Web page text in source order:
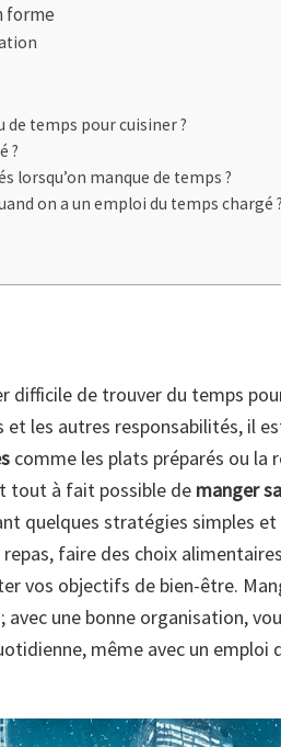
forme
temps pour cuisiner ?
?
lorsqu’on manque de temps ?
on a un emploi du temps chargé ?
difficile de trouver du temps
les autres responsabilités, il
comme les plats préparés ou la
tout à fait possible de manger
quelques stratégies simples
faire des choix
vos objectifs de bien-être.
une bonne organisation,
même avec un emploi